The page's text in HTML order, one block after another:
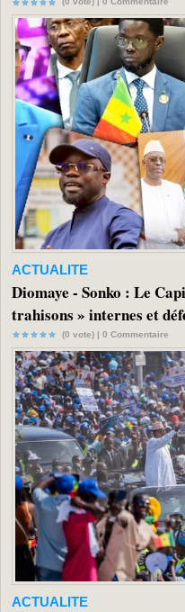
ACTUALITE
Diomaye - Sonko : Le
trahisons » internes et
(0 vote) | 0 Commentaire
ACTUALITE